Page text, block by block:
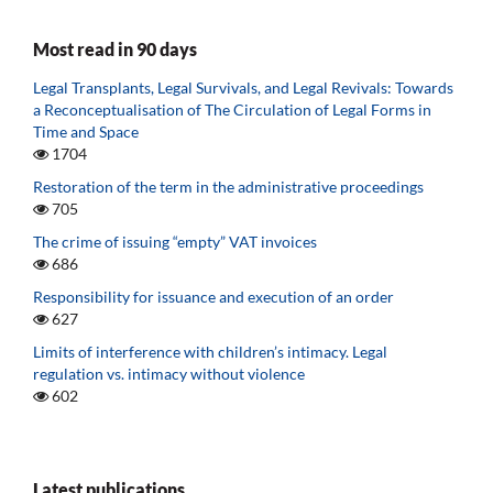
Most read in 90 days
Legal Transplants, Legal Survivals, and Legal Revivals: Towards
a Reconceptualisation of The Circulation of Legal Forms in
Time and Space
1704
Restoration of the term in the administrative proceedings
705
The crime of issuing “empty” VAT invoices
686
Responsibility for issuance and execution of an order
627
Limits of interference with children’s intimacy. Legal
regulation vs. intimacy without violence
602